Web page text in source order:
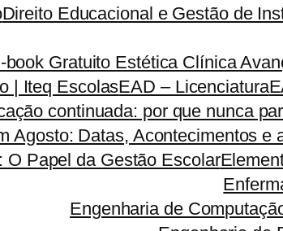
Direito Educacional e Gestão de
book Gratuito Estética Clínica
| Iteq EscolasEAD – Licenciatura
continuada: por que nunca
Agosto: Datas, Acontecimentos
Papel da Gestão Escolar
Engenharia de